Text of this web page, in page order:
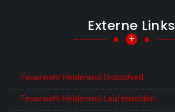
Externe Links
+
Feuerwehr Heidenrod-Dickschied
Feuerwehr Heidenrod-Laufenselden